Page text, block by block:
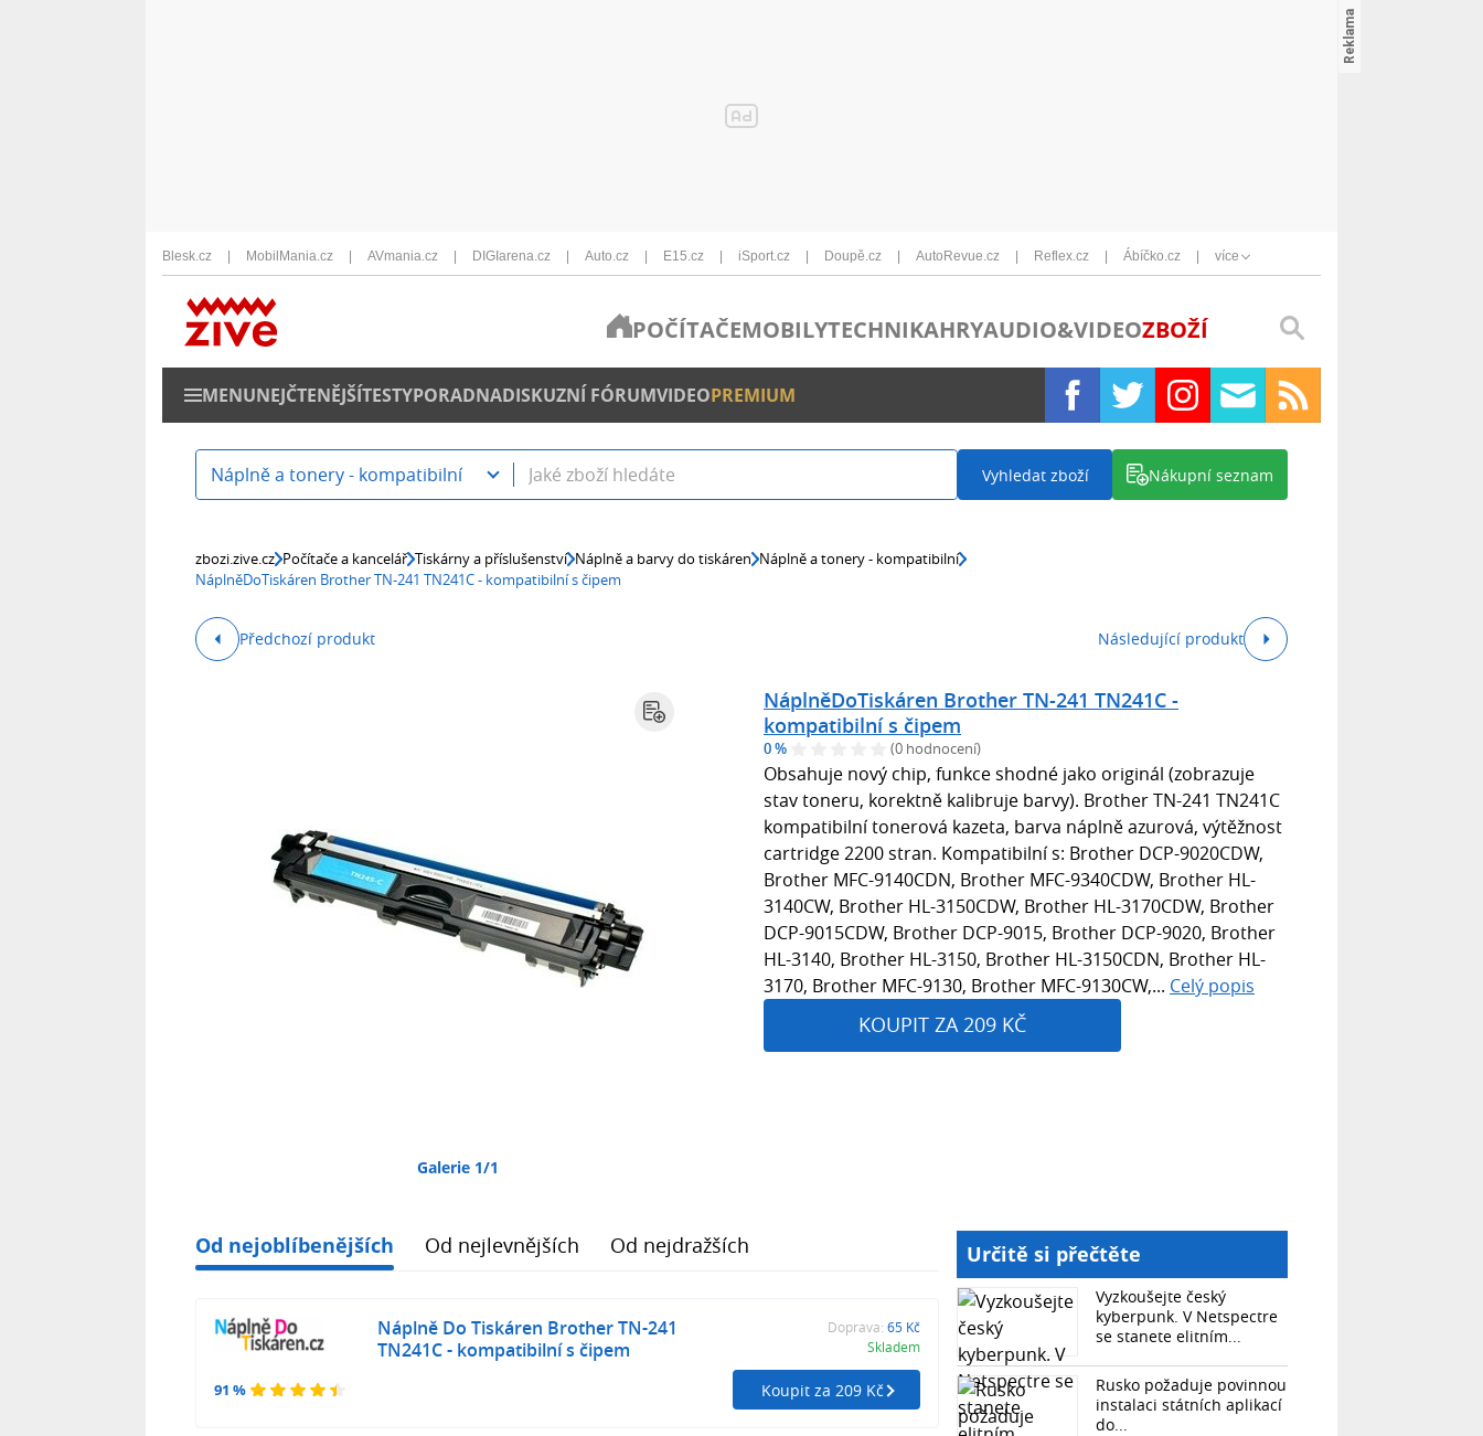
Blesk.cz MobilMania.cz AVmania.cz DIGIarena.cz Auto.cz E15.cz iSport.cz Doupě.cz AutoRevue.cz Reflex.cz Ábíčko.cz více
POČÍTAČEMOBILYTECHNIKAHRYAUDIO&VIDEOZBOŽÍ
MENUNEJČTENĚJŠÍTESTYPORADNADISKUZNÍ FÓRUMVIDEOPREMIUM
Náplně a tonery - kompatibilní Vyhledat zboží Nákupní seznam
zbozi.zive.cz Počítače a kancelář Tiskárny a příslušenství Náplně a barvy do tiskáren Náplně a tonery - kompatibilní
NáplněDoTiskáren Brother TN-241 TN241C - kompatibilní s čipem
Předchozí produkt Následující produkt
Galerie 1/1
NáplněDoTiskáren Brother TN-241 TN241C -
kompatibilní s čipem
0 % (0 hodnocení)
Obsahuje nový chip, funkce shodné jako originál (zobrazuje
stav toneru, korektně kalibruje barvy). Brother TN-241 TN241C
kompatibilní tonerová kazeta, barva náplně azurová, výtěžnost
cartridge 2200 stran. Kompatibilní s: Brother DCP-9020CDW,
Brother MFC-9140CDN, Brother MFC-9340CDW, Brother HL-
3140CW, Brother HL-3150CDW, Brother HL-3170CDW, Brother
DCP-9015CDW, Brother DCP-9015, Brother DCP-9020, Brother
HL-3140, Brother HL-3150, Brother HL-3150CDN, Brother HL-
3170, Brother MFC-9130, Brother MFC-9130CW,... Celý popis
KOUPIT ZA 209 KČ
Od nejoblíbenějších Od nejlevnějších Od nejdražších
91 %
Náplně Do Tiskáren Brother TN-241
TN241C - kompatibilní s čipem
Doprava: 65 Kč
Skladem
Koupit za 209 Kč
Určitě si přečtěte
Vyzkoušejte český
kyberpunk. V Netspectre
se stanete elitním...
Rusko požaduje povinnou
instalaci státních aplikací
do...